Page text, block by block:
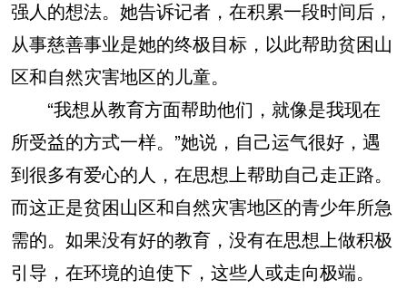
强人的想法。她告诉记者，在积累一段时间后，
从事慈善事业是她的终极目标，以此帮助贫困山
区和自然灾害地区的儿童。
“我想从教育方面帮助他们，就像是我现在
所受益的方式一样。”她说，自己运气很好，遇
到很多有爱心的人，在思想上帮助自己走正路。
而这正是贫困山区和自然灾害地区的青少年所急
需的。如果没有好的教育，没有在思想上做积极
引导，在环境的迫使下，这些人或走向极端。